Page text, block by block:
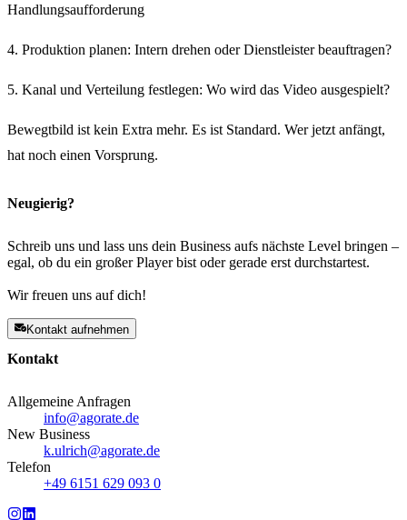
Handlungsaufforderung
4. Produktion planen: Intern drehen oder Dienstleister beauftragen?
5. Kanal und Verteilung festlegen: Wo wird das Video ausgespielt?
Bewegtbild ist kein Extra mehr. Es ist Standard. Wer jetzt anfängt,
hat noch einen Vorsprung.
Neugierig?
Schreib uns und lass uns dein Business aufs nächste Level bringen –
egal, ob du ein großer Player bist oder gerade erst durchstartest.
Wir freuen uns auf dich!
Kontakt aufnehmen
Kontakt
Allgemeine Anfragen
info@agorate.de
New Business
k.ulrich@agorate.de
Telefon
+49 6151 629 093 0